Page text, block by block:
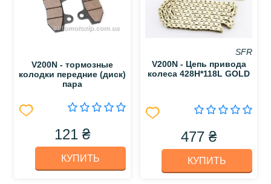
V200N - тормозные
колодки передние (диск)
пара
121 ₴
КУПИТЬ
SFR
V200N - Цепь привода
колеса 428Н*118L GOLD
477 ₴
КУПИТЬ